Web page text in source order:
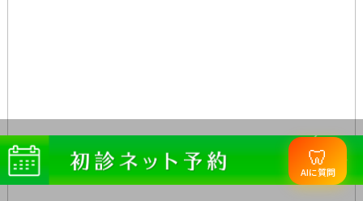
🦷
AIに質問